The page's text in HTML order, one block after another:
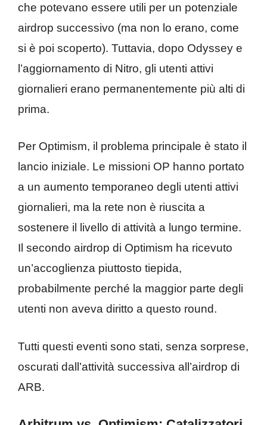
che potevano essere utili per un potenziale
airdrop successivo (ma non lo erano, come
si è poi scoperto). Tuttavia, dopo Odyssey e
l’aggiornamento di Nitro, gli utenti attivi
giornalieri erano permanentemente più alti di
prima.
Per Optimism, il problema principale è stato il
lancio iniziale. Le missioni OP hanno portato
a un aumento temporaneo degli utenti attivi
giornalieri, ma la rete non è riuscita a
sostenere il livello di attività a lungo termine.
Il secondo airdrop di Optimism ha ricevuto
un’accoglienza piuttosto tiepida,
probabilmente perché la maggior parte degli
utenti non aveva diritto a questo round.
Tutti questi eventi sono stati, senza sorprese,
oscurati dall’attività successiva all’airdrop di
ARB.